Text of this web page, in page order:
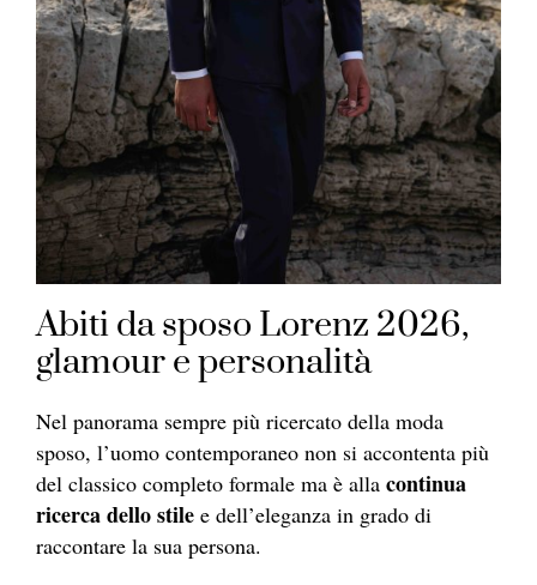
Abiti da sposo Lorenz 2026,
glamour e personalità
Nel panorama sempre più ricercato della moda
sposo, l’uomo contemporaneo non si accontenta più
del classico completo formale ma è alla continua
ricerca dello stile e dell’eleganza in grado di
raccontare la sua persona.